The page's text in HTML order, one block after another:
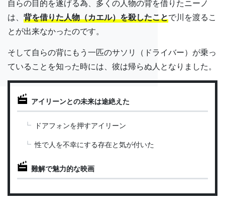
自らの目的を遂げる為、多くの人物の背を借りたニーノ
は、 背を借りた人物（カエル）を殺したことで川を渡るこ
とが出来なかったのです。
そして自らの背にもう一匹のサソリ（ドライバー）が乗っ
ていることを知った時には、彼は帰らぬ人となりました。
アイリーンとの未来は途絶えた
ドアフォンを押すアイリーン
性で人を不幸にする存在と気が付いた
難解で魅力的な映画